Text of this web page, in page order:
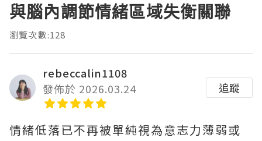
與腦內調節情緒區域失衡關聯
瀏覽次數:128
rebeccalin1108
發佈於 2026.03.24
追蹤
情緒低落已不再被單純視為意志力薄弱或